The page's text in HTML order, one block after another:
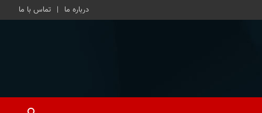
درباره ما تماس با ما